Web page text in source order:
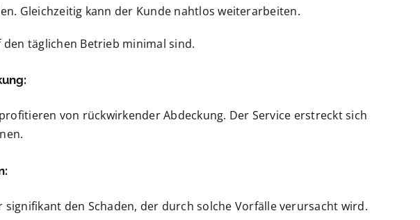
Gleichzeitig kann der Kunde nahtlos weiterarbeiten.
täglichen Betrieb minimal sind.
von rückwirkender Abdeckung. Der Service erstreckt sich
den Schaden, der durch solche Vorfälle verursacht wird.